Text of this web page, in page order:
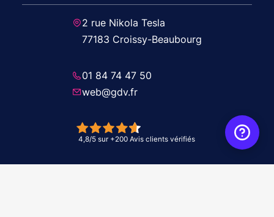
2 rue Nikola Tesla
77183 Croissy-Beaubourg
01 84 74 47 50
web@gdv.fr